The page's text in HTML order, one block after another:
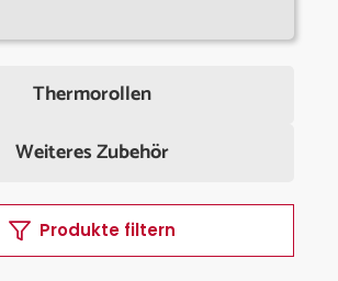
Thermorollen
Weiteres Zubehör
Produkte filtern